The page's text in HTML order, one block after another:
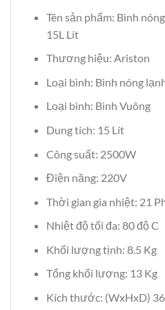
Tên sản phẩm: Bình
15L Lít
Thương hiệu: Ariston
Loại bình: Bình nóng
Loại bình: Bình Vuông
Dung tích: 15 Lít
Công suất: 2500W
Điện năng: 220V
Thời gian gia nhiệt: 21
Nhiệt độ tối đa: 80 độ C
Khối lượng tịnh: 8.5 Kg
Tổng khối lượng: 13 Kg
Kích thước: (WxHxD)